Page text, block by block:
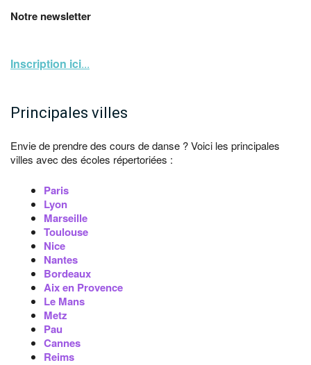
Notre newsletter
Inscription ici...
Principales villes
Envie de prendre des cours de danse ? Voici les principales
villes avec des écoles répertoriées :
Paris
Lyon
Marseille
Toulouse
Nice
Nantes
Bordeaux
Aix en Provence
Le Mans
Metz
Pau
Cannes
Reims